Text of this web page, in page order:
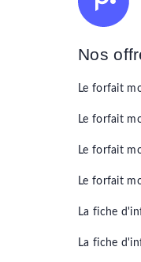
Nos
Le forfait
Le forfait
Le forfait
Le forfait
La fiche
La fiche